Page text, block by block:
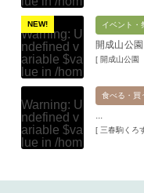
e/xs11945
9/miharuko
ma.com/pu
blic_html/w
p-content/t
hemes/mih
aru/templat
e-parts/pic
up.phpon l
ine19
Warning: A
NEW!
Warning: U
ndefined v
ariable $va
lue in /hom
e/xs11945
9/miharuko
ma.com/pu
blic_html/w
p-content/t
hemes/mih
up.phpon l
イベント・
開成山公
[ 開成山公園
Warning: U
ndefined v
ariable $va
lue in /hom
ma.com/pu
食べる・買
...
[ 三春駒くろ